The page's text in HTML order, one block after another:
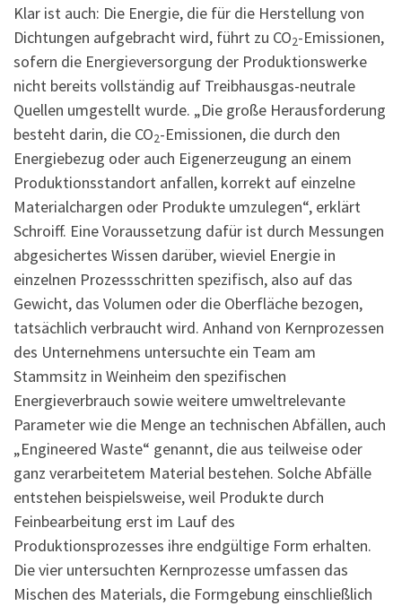
Klar ist auch: Die Energie, die für die Herstellung von
Dichtungen aufgebracht wird, führt zu CO2-Emissionen,
sofern die Energieversorgung der Produktionswerke
nicht bereits vollständig auf Treibhausgas-neutrale
Quellen umgestellt wurde. „Die große Herausforderung
besteht darin, die CO2-Emissionen, die durch den
Energiebezug oder auch Eigenerzeugung an einem
Produktionsstandort anfallen, korrekt auf einzelne
Materialchargen oder Produkte umzulegen“, erklärt
Schroiff. Eine Voraussetzung dafür ist durch Messungen
abgesichertes Wissen darüber, wieviel Energie in
einzelnen Prozessschritten spezifisch, also auf das
Gewicht, das Volumen oder die Oberfläche bezogen,
tatsächlich verbraucht wird. Anhand von Kernprozessen
des Unternehmens untersuchte ein Team am
Stammsitz in Weinheim den spezifischen
Energieverbrauch sowie weitere umweltrelevante
Parameter wie die Menge an technischen Abfällen, auch
„Engineered Waste“ genannt, die aus teilweise oder
ganz verarbeitetem Material bestehen. Solche Abfälle
entstehen beispielsweise, weil Produkte durch
Feinbearbeitung erst im Lauf des
Produktionsprozesses ihre endgültige Form erhalten.
Die vier untersuchten Kernprozesse umfassen das
Mischen des Materials, die Formgebung einschließlich